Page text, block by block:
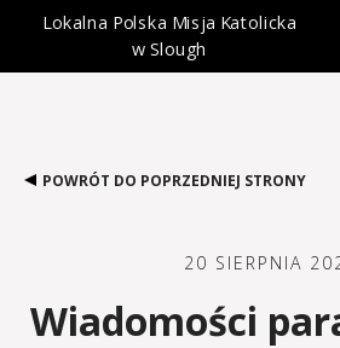
Lokalna Polska Misja Katolicka
w Slough
POWRÓT DO POPRZEDNIEJ STRONY
20 SIERPNIA
Wiadomości